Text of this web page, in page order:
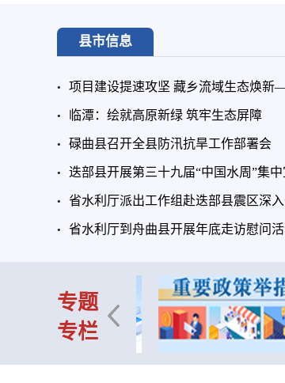
县市信息
项目建设提速攻坚 藏乡流域生态焕
临潭：绘就高原新绿 筑牢生态屏障
碌曲县召开全县防汛抗旱工作部署会
迭部县开展第三十九届“中国水周”集
省水利厅派出工作组赴迭部县震区深
省水利厅到舟曲县开展年底走访慰问
专题
专栏